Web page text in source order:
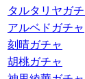
タルタリヤガ
アルベドガチャ
刻晴ガチャ
胡桃ガチャ